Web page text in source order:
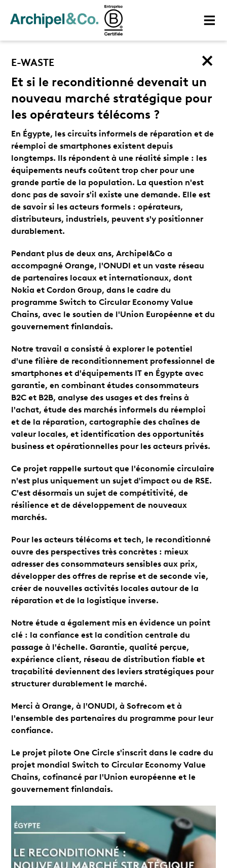
E-WASTE
Et si le reconditionné devenait un
nouveau marché stratégique pour
les opérateurs télécoms ?
En Égypte, les circuits informels de réparation et de
réemploi de smartphones existent depuis
longtemps. Ils répondent à une réalité simple : les
équipements neufs coûtent trop cher pour une
grande partie de la population. La question n'est
donc pas de savoir s'il existe une demande. Elle est
de savoir si les acteurs formels : opérateurs,
distributeurs, industriels, peuvent s'y positionner
durablement.
Pendant plus de deux ans, Archipel&Co a
accompagné Orange, l'ONUDI et un vaste réseau
de partenaires locaux et internationaux, dont
Nokia et Cordon Group, dans le cadre du
programme Switch to Circular Economy Value
Chains, avec le soutien de l'Union Européenne et du
gouvernement finlandais.
Notre travail a consisté à explorer le potentiel
d'une filière de reconditionnement professionnel de
smartphones et d'équipements IT en Égypte avec
garantie, en combinant études consommateurs
B2C et B2B, analyse des usages et des freins à
l'achat, étude des marchés informels du réemploi
et de la réparation, cartographie des chaînes de
valeur locales, et identification des opportunités
business et opérationnelles pour les acteurs privés.
Ce projet rappelle surtout que l'économie circulaire
n'est plus uniquement un sujet d'impact ou de RSE.
C'est désormais un sujet de compétitivité, de
résilience et de développement de nouveaux
marchés.
Pour les acteurs télécoms et tech, le reconditionné
ouvre des perspectives très concrètes : mieux
adresser des consommateurs sensibles aux prix,
développer des offres de reprise et de seconde vie,
créer de nouvelles activités locales autour de la
réparation et de la logistique inverse.
Notre étude a également mis en évidence un point
clé : la confiance est la condition centrale du
passage à l'échelle. Garantie, qualité perçue,
expérience client, réseau de distribution fiable et
traçabilité deviennent des leviers stratégiques pour
structurer durablement le marché.
Merci à Orange, à l'ONUDI, à Sofrecom et à
l'ensemble des partenaires du programme pour leur
confiance.
Le projet pilote One Circle s'inscrit dans le cadre du
projet mondial Switch to Circular Economy Value
Chains, cofinancé par l'Union européenne et le
gouvernement finlandais.